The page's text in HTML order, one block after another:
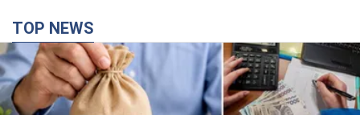
TOP NEWS